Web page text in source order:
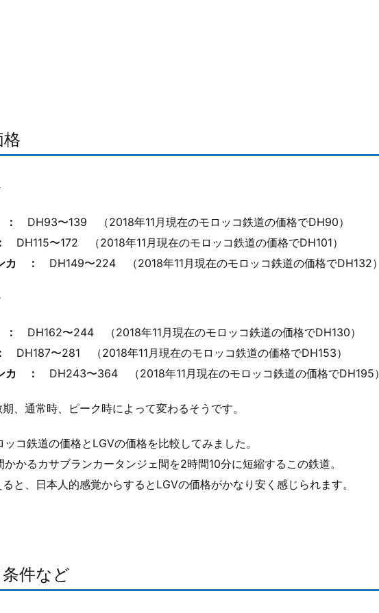
DH93〜139 （2018年11月現在のモロッコ鉄道の価格でDH90）
DH115〜172 （2018年11月現在のモロッコ鉄道の価格でDH101）
カ ：
DH149〜224 （2018年11月現在のモロッコ鉄道の価格でDH132）
DH162〜244 （2018年11月現在のモロッコ鉄道の価格でDH130）
DH187〜281 （2018年11月現在のモロッコ鉄道の価格でDH153）
カ ：
DH243〜364 （2018年11月現在のモロッコ鉄道の価格でDH195）
、通常時、ピーク時によって変わるそうです。
コ鉄道の価格とLGVの価格を比較してみました。
かかるカサブランカータンジェ間を2時間10分に短縮するこの鉄道。
と、日本人的感覚からするとLGVの価格がかなり安く感じられます。
件など